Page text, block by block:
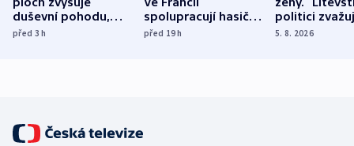
ploch zvyšuje
duševní pohodu,
ukázala
před 3h
Ve Francii
spolupracují hasiči z
různých zemí
před 19h
ženy.“
politici
dohodu o
5. 8. 2026